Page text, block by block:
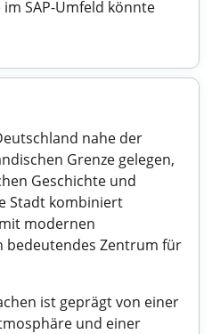
SAP-Umfeld könnte
nahe der
Grenze gelegen,
Geschichte und
Stadt kombiniert
modernen
bedeutendes Zentrum für
ist geprägt von einer
und einer